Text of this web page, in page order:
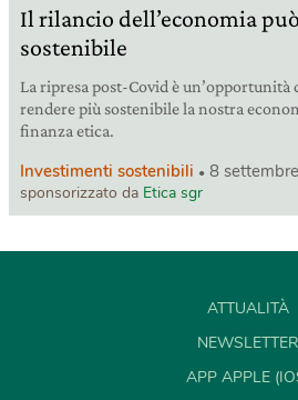
Il rilancio dell’economia
sostenibile
La ripresa post-Covid è un’opportunità
rendere più sostenibile la nostra
finanza etica.
Investimenti sostenibili 8
sponsorizzato da Etica sgr
ATTUALITÀ
NEWSLETTER
APP APPLE